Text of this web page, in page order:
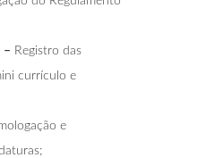
– Registro das
currículo e
e